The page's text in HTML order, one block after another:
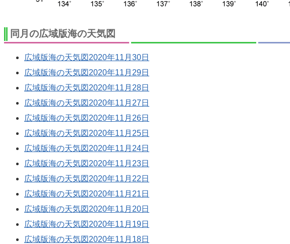
同月の広域版海の天気図
広域版海の天気図2020年11月30日
広域版海の天気図2020年11月29日
広域版海の天気図2020年11月28日
広域版海の天気図2020年11月27日
広域版海の天気図2020年11月26日
広域版海の天気図2020年11月25日
広域版海の天気図2020年11月24日
広域版海の天気図2020年11月23日
広域版海の天気図2020年11月22日
広域版海の天気図2020年11月21日
広域版海の天気図2020年11月20日
広域版海の天気図2020年11月19日
広域版海の天気図2020年11月18日